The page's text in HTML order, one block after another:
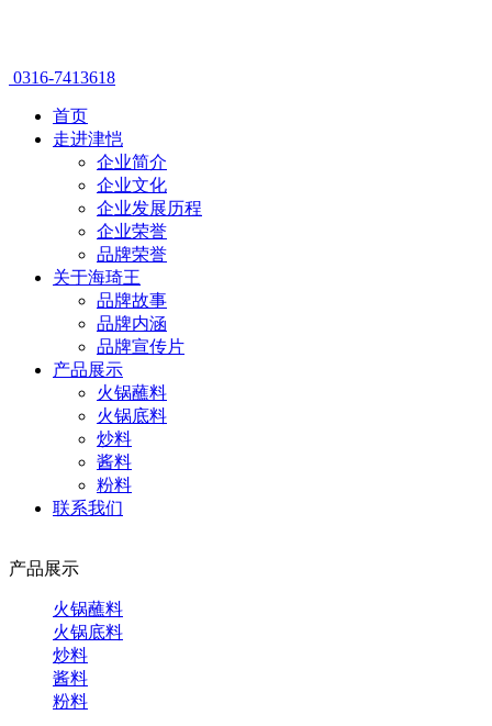
0316-7413618
首页
走进津恺
企业简介
企业文化
企业发展历程
企业荣誉
品牌荣誉
关于海琦王
品牌故事
品牌内涵
品牌宣传片
产品展示
火锅蘸料
火锅底料
炒料
酱料
粉料
联系我们
产品展示
火锅蘸料
火锅底料
炒料
酱料
粉料